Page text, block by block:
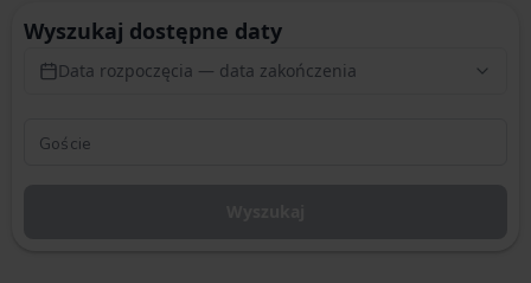
Wyszukaj dostępne daty
Data rozpoczęcia — data zakończenia